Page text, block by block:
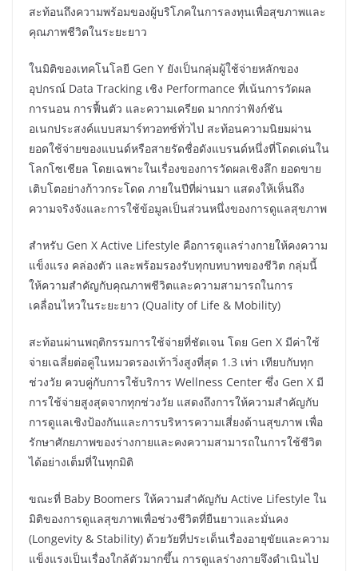
สะท้อนถึงความพร้อมของผู้บริโภคในการลงทุนเพื่อสุขภาพและ
คุณภาพชีวิตในระยะยาว
ในมิติของเทคโนโลยี Gen Y ยังเป็นกลุ่มผู้ใช้จ่ายหลักของ
อุปกรณ์ Data Tracking เชิง Performance ที่เน้นการวัดผล
การนอน การฟื้นตัว และความเครียด มากกว่าฟังก์ชัน
อเนกประสงค์แบบสมาร์ทวอทช์ทั่วไป สะท้อนความนิยมผ่าน
ยอดใช้จ่ายของแบนด์หรือสายรัดชื่อดังแบรนด์หนึ่งที่โดดเด่นใน
โลกโซเชียล โดยเฉพาะในเรื่องของการวัดผลเชิงลึก ยอดขาย
เติบโตอย่างก้าวกระโดด ภายในปีที่ผ่านมา แสดงให้เห็นถึง
ความจริงจังและการใช้ข้อมูลเป็นส่วนหนึ่งของการดูแลสุขภาพ
สำหรับ Gen X Active Lifestyle คือการดูแลร่างกายให้คงความ
แข็งแรง คล่องตัว และพร้อมรองรับทุกบทบาทของชีวิต กลุ่มนี้
ให้ความสำคัญกับคุณภาพชีวิตและความสามารถในการ
เคลื่อนไหวในระยะยาว (Quality of Life & Mobility)
สะท้อนผ่านพฤติกรรมการใช้จ่ายที่ชัดเจน โดย Gen X มีค่าใช้
จ่ายเฉลี่ยต่อคู่ในหมวดรองเท้าวิ่งสูงที่สุด 1.3 เท่า เทียบกับทุก
ช่วงวัย ควบคู่กับการใช้บริการ Wellness Center ซึ่ง Gen X มี
การใช้จ่ายสูงสุดจากทุกช่วงวัย แสดงถึงการให้ความสำคัญกับ
การดูแลเชิงป้องกันและการบริหารความเสี่ยงด้านสุขภาพ เพื่อ
รักษาศักยภาพของร่างกายและคงความสามารถในการใช้ชีวิต
ได้อย่างเต็มที่ในทุกมิติ
ขณะที่ Baby Boomers ให้ความสำคัญกับ Active Lifestyle ใน
มิติของการดูแลสุขภาพเพื่อช่วงชีวิตที่ยืนยาวและมั่นคง
(Longevity & Stability) ด้วยวัยที่ประเด็นเรื่องอายุขัยและความ
แข็งแรงเป็นเรื่องใกล้ตัวมากขึ้น การดูแลร่างกายจึงดำเนินไป